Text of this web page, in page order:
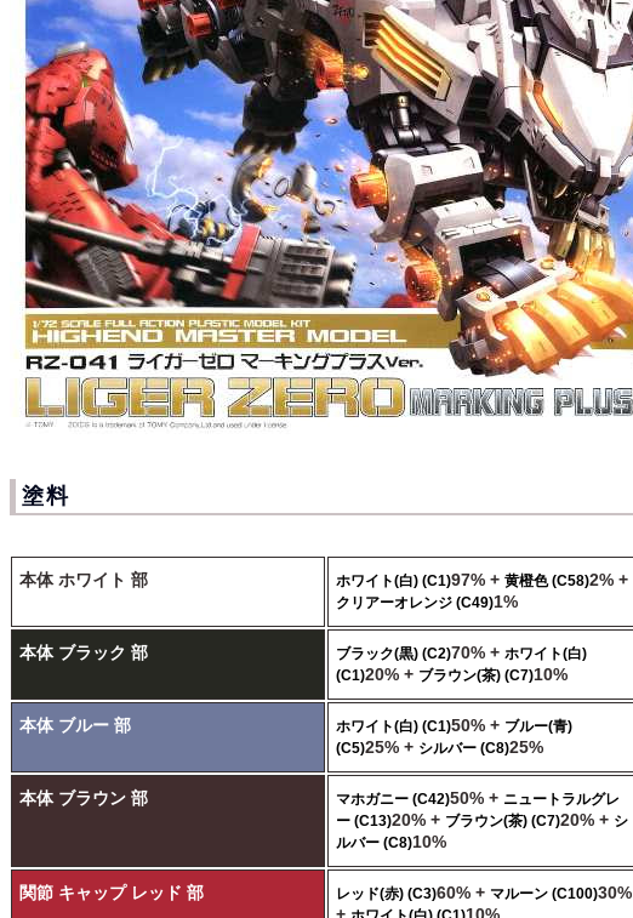
塗料
本体 ホワイト 部 ホワイト(白) (C1)97% + 黄橙色 (C58)2% +
クリアーオレンジ (C49)1%
本体 ブラック 部 ブラック(黒) (C2)70% + ホワイト(白)
(C1)20% + ブラウン(茶) (C7)10%
本体 ブルー 部 ホワイト(白) (C1)50% + ブルー(青)
(C5)25% + シルバー (C8)25%
本体 ブラウン 部 マホガニー (C42)50% + ニュートラルグレ
ー (C13)20% + ブラウン(茶) (C7)20% + シ
ルバー (C8)10%
関節 キャップ レッド 部 レッド(赤) (C3)60% + マルーン (C100)30%